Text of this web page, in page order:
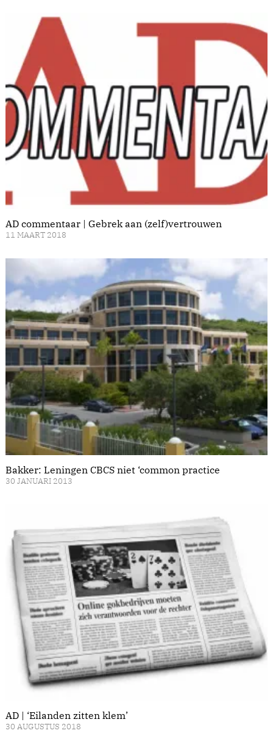
AD commentaar | Gebrek aan (zelf)vertrouwen
11 MAART 2018
Bakker: Leningen CBCS niet ‘common practice
30 JANUARI 2013
AD | ‘Eilanden zitten klem’
30 AUGUSTUS 2018